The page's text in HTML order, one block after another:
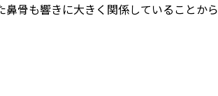
骨も響きに大きく関係していることから